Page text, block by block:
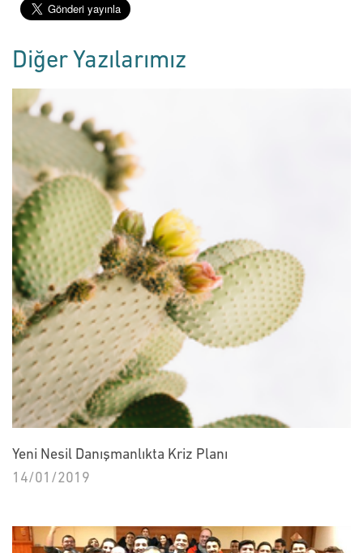
Diğer Yazılarımız
Yeni Nesil Danışmanlıkta Kriz Planı
14/01/2019